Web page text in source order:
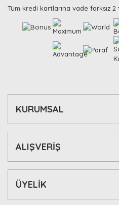
Tüm kredi kartlarına vade farksız
KURUMSAL
ALIŞVERİŞ
ÜYELİK